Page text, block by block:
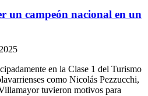
un campeón nacional en un
en la Clase 1 del Turismo
como Nicolás Pezzucchi,
tuvieron motivos para